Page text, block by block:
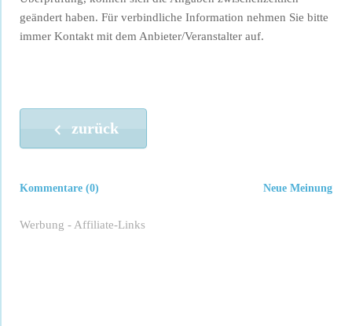
geändert haben. Für verbindliche Information nehmen Sie bitte
immer Kontakt mit dem Anbieter/Veranstalter auf.
zurück
Neue Meinung
Kommentare (0)
Werbung - Affiliate-Links